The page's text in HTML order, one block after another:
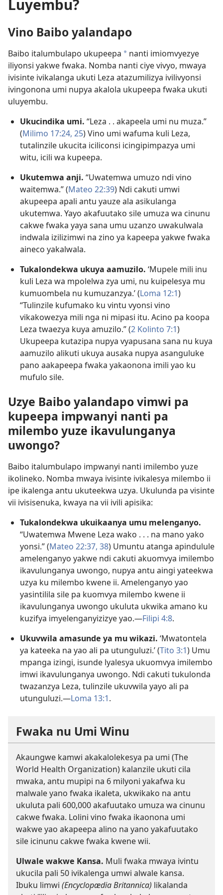
Luyembu?
Vino Baibo yalandapo
Baibo italumbulapo ukupeepa a nanti imiomvyezye
iliyonsi yakwe fwaka. Nomba nanti ciye vivyo, mwaya
ivisinte ivikalanga ukuti Leza atazumilizya ivilivyonsi
ivingonona umi nupya akalola ukupeepa fwaka ukuti
uluyembu.
Ukucindika umi. “Leza . . akapeela umi nu muza.”
(Milimo 17:24, 25) Vino umi wafuma kuli Leza,
tutalinzile ukucita iciliconsi icingipimpazya umi
witu, icili wa kupeepa.
Ukutemwa anji. “Uwatemwa umuzo ndi vino
waitemwa.” (Mateo 22:39) Ndi cakuti umwi
akupeepa apali antu yauze ala asikulanga
ukutemwa. Yayo akafuutako sile umuza wa cinunu
cakwe fwaka yaya sana umu uzanzo uwakulwala
indwala izilizimwi na zino ya kapeepa yakwe fwaka
aineco yakalwala.
Tukalondekwa ukuya aamuzilo. ‘Mupele mili inu
kuli Leza wa mpolelwa zya umi, nu kuipelesya mu
kumuombela nu kumuzanzya.’ (Loma 12:1)
“Tulinzile kufumako ku vintu vyonsi vino
vikakowezya mili nga ni mipasi itu. Acino pa koopa
Leza twaezya kuya amuzilo.” (2 Kolinto 7:1)
Ukupeepa kutazipa nupya vyapusana sana nu kuya
aamuzilo alikuti ukuya ausaka nupya asanguluke
pano aakapeepa fwaka yakaonona imili yao ku
mufulo sile.
Uzye Baibo yalandapo vimwi pa
kupeepa impwanyi nanti pa
milembo yuze ikavulunganya
uwongo?
Baibo italumbulapo impwanyi nanti imilembo yuze
ikolineko. Nomba mwaya ivisinte ivikalesya milembo ii
ipe ikalenga antu ukuteekwa uzya. Ukulunda pa visinte
vii ivisisenuka, kwaya na vii ivili apisika:
Tukalondekwa ukuikaanya umu melenganyo.
“Uwatemwa Mwene Leza wako . . . na mano yako
yonsi.” (Mateo 22:37, 38) Umuntu atanga apindulule
amelenganyo yakwe ndi cakuti akuomvya imilembo
ikavulunganya uwongo, nupya antu aingi yateekwa
uzya ku milembo kwene ii. Amelenganyo yao
yasintilila sile pa kuomvya milembo kwene ii
ikavulunganya uwongo ukuluta ukwika amano ku
kuzifya imyelenganyizizye yao.—Filipi 4:8.
Ukuvwila amasunde ya mu wikazi. ‘Mwatontela
ya kateeka na yao ali pa utunguluzi.’ (Tito 3:1) Umu
mpanga izingi, isunde lyalesya ukuomvya imilembo
imwi ikavulunganya uwongo. Ndi cakuti tukulonda
twazanzya Leza, tulinzile ukuvwila yayo ali pa
utunguluzi.—Loma 13:1.
Fwaka nu Umi Winu
Akaungwe kamwi akakalolekesya pa umi (The
World Health Organization) kalanzile ukuti cila
mwaka, antu mupipi na 6 milyoni yakafwa ku
malwale yano fwaka ikaleta, ukwikako na antu
ukuluta pali 600,000 akafuutako umuza wa cinunu
cakwe fwaka. Lolini vino fwaka ikaonona umi
wakwe yao akapeepa alino na yano yakafuutako
sile icinunu cakwe fwaka kwene wii.
Ulwale wakwe Kansa. Muli fwaka mwaya ivintu
ukucila pali 50 ivikalenga umwi alwale kansa.
Ibuku limwi (Encyclopædia Britannica) likalanda